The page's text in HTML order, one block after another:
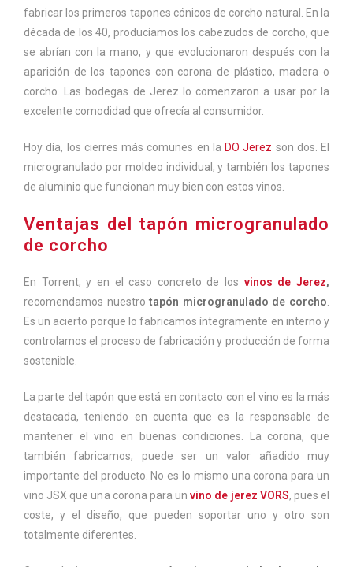
fabricar los primeros tapones cónicos de corcho natural. En la
década de los 40, producíamos los cabezudos de corcho, que
se abrían con la mano, y que evolucionaron después con la
aparición de los tapones con corona de plástico, madera o
corcho. Las bodegas de Jerez lo comenzaron a usar por la
excelente comodidad que ofrecía al consumidor.
Hoy día, los cierres más comunes en la DO Jerez son dos. El
microgranulado por moldeo individual, y también los tapones
de aluminio que funcionan muy bien con estos vinos.
Ventajas del tapón microgranulado
de corcho
En Torrent, y en el caso concreto de los vinos de Jerez,
recomendamos nuestrotapón microgranulado de corcho
Es un acierto porque lo fabricamos íntegramente en interno y
controlamos el proceso de fabricación y producción de forma
sostenible.
La parte del tapón que está en contacto con el vino es la más
destacada, teniendo en cuenta que es la responsable de
mantener el vino en buenas condiciones. La corona, que
también fabricamos, puede ser un valor añadido muy
importante del producto. No es lo mismo una corona para un
vino JSX que una corona para unvino de jerez VORS, pues el
coste, y el diseño, que pueden soportar uno y otro son
totalmente diferentes.